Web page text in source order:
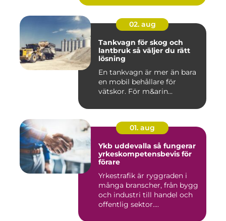
02. aug
Tankvagn för skog och
lantbruk så väljer du rätt
lösning
En tankvagn är mer än bara
en mobil behållare för
vätskor. För m&arin...
01. aug
Ykb uddevalla så fungerar
yrkeskompetensbevis för
förare
Yrkestrafik är ryggraden i
många branscher, från bygg
och industri till handel och
offentlig sektor....